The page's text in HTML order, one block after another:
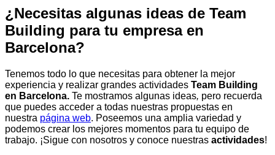
¿Necesitas algunas ideas de Team
Building para tu empresa en
Barcelona?
Tenemos todo lo que necesitas para obtener la mejor
experiencia y realizar grandes actividades Team Building
en Barcelona. Te mostramos algunas ideas, pero recuerda
que puedes acceder a todas nuestras propuestas en
nuestra página web. Poseemos una amplia variedad y
podemos crear los mejores momentos para tu equipo de
trabajo. ¡Sigue con nosotros y conoce nuestras actividades!